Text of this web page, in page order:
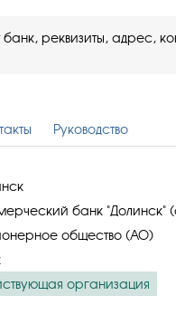
реквизиты, адрес,
Руководство
банк "Долинск"
общество (АО)
организация